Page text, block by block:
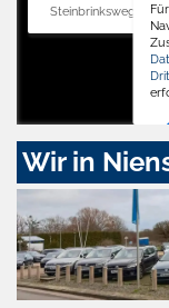
Steinbrinksweg 12,
Wir in